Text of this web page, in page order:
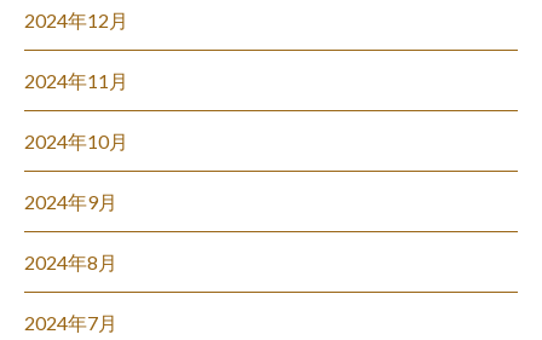
2024年12月
2024年11月
2024年10月
2024年9月
2024年8月
2024年7月